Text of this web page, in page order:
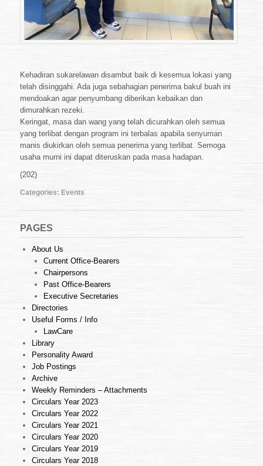
Kehadiran sukarelawan disambut baik di kesemua lokasi yang
telah disinggahi. Ada juga sebahagian penerima bakul buah ini
mendoakan agar penyumbang diberikan kebaikan dan
dimurahkan rezeki.
Keringat, masa dan wang yang telah dicurahkan oleh semua
yang terlibat dengan program ini terbalas apabila senyuman
manis diukirkan oleh semua penerima yang terlibat. Semoga
usaha murni ini dapat diteruskan pada masa hadapan.
(202)
Categories: Events
PAGES
About Us
Current Office-Bearers
Chairpersons
Past Office-Bearers
Executive Secretaries
Directories
Useful Forms / Info
LawCare
Library
Personality Award
Job Postings
Archive
Weekly Reminders – Attachments
Circulars Year 2023
Circulars Year 2022
Circulars Year 2021
Circulars Year 2020
Circulars Year 2019
Circulars Year 2018